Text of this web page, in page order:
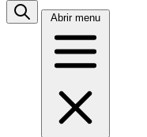
Abrir menu